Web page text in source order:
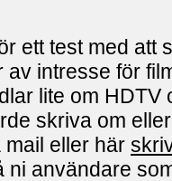
ett test med att
av intresse för
lite om
skriva om
eller här
ni användare